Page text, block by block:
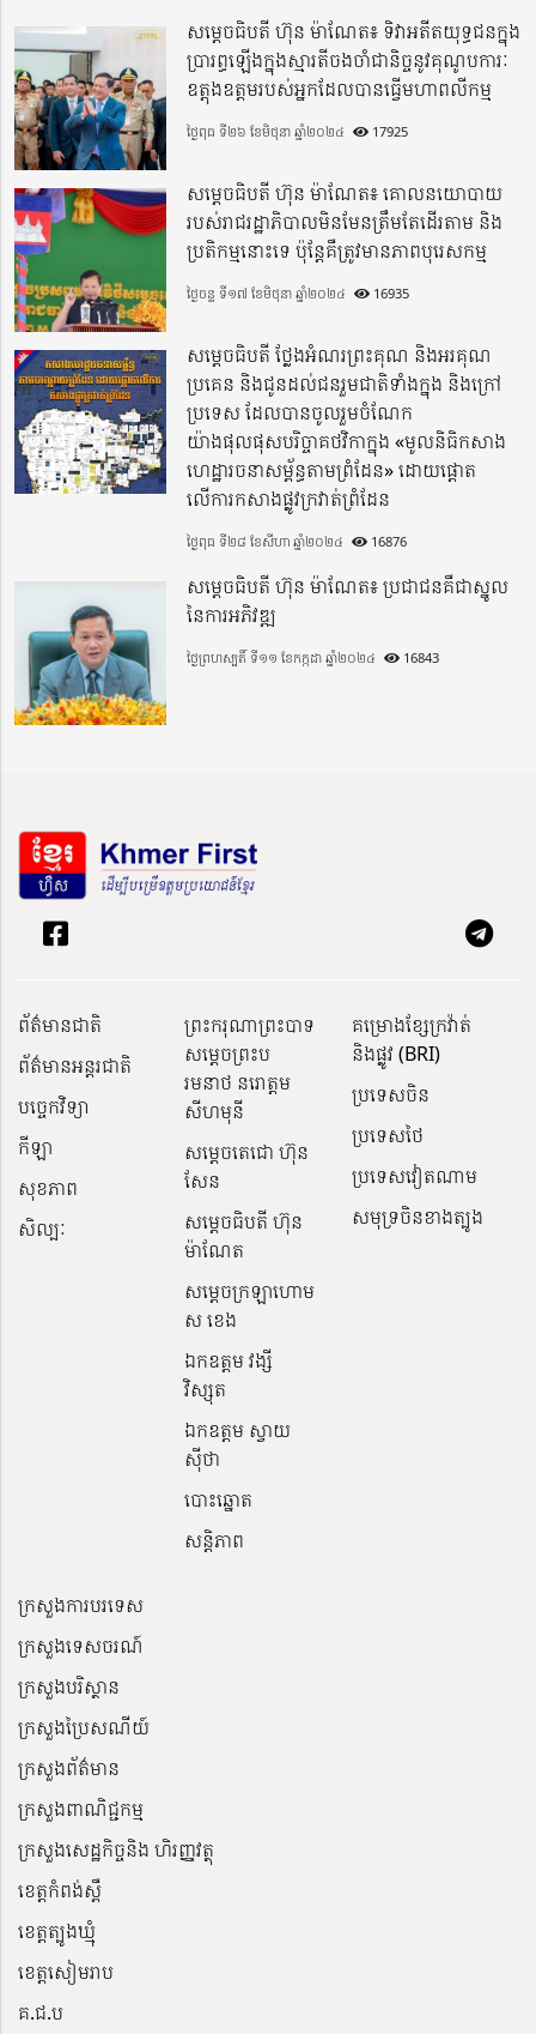
សម្តេចធិបតី ហ៊ុន ម៉ាណែត៖ ទិវាអតីតយុទ្ធជនក្នុង
ប្រារព្ធឡើងក្នុងស្មារតីចងចាំជានិច្ចនូវគុណូបការៈ
ឧត្តុងឧត្តមរបស់អ្នកដែលបានធ្វើមហាពលីកម្ម
ថ្ងៃពុធ ទី២៦ ខែមិថុនា ឆ្នាំ២០២៤ 17925
សម្តេចធិបតី ហ៊ុន ម៉ាណែត៖ គោលនយោបាយ
របស់រាជរដ្ឋាភិបាលមិនមែនត្រឹមតែដើរតាម និង
ប្រតិកម្មនោះទេ ប៉ុន្តែគឺត្រូវមានភាពបុរេសកម្ម
ថ្ងៃចន្ទ ទី១៧ ខែមិថុនា ឆ្នាំ២០២៤ 16935
សម្តេចធិបតី ថ្លែងអំណរព្រះគុណ និងអរគុណ
ប្រគេន និងជូនដល់ជនរួមជាតិទាំងក្នុង​ និងក្រៅ
ប្រទេស​ ដែលបានចូលរួមចំណែក
យ៉ាងផុលផុសបរិច្ចាគថវិកាក្នុង «មូលនិធិកសាង
ហេដ្ឋារចនាសម្ព័ន្ធតាមព្រំដែន» ដោយផ្ដោត
លើការកសាងផ្លូវក្រវាត់ព្រំដែន
ថ្ងៃពុធ ទី២៨ ខែសីហា ឆ្នាំ២០២៤ 16876
សម្តេចធិបតី ហ៊ុន ម៉ាណែត៖ ប្រជាជនគឺជាស្នូល
នៃការអភិវឌ្ឍ
ថ្ងៃព្រហស្បតិ៍ ទី១១ ខែកក្កដា ឆ្នាំ២០២៤ 16843
ព័ត៌មានជាតិ
ព័ត៌មានអន្តរជាតិ
បច្ចេកវិទ្យា
កីឡា
សុខភាព
សិល្បៈ
ព្រះករុណាព្រះបាទ
សម្តេចព្រះប
រមនាថ នរោត្តម
សីហមុនី
សម្តេចតេជោ ហ៊ុន
សែន
សម្ដេចធិបតី ហ៊ុន
ម៉ាណែត
សម្ដេចក្រឡាហោម
ស ខេង
ឯកឧត្តម វង្សី
វិស្សុត
ឯកឧត្តម ស្វាយ
ស៊ីថា
បោះឆ្នោត
សន្តិភាព
គម្រោងខ្សែក្រវ៉ាត់
និងផ្លូវ (BRI)
ប្រទេសចិន
ប្រទេសថៃ
ប្រទេសវៀតណាម
សមុទ្រចិនខាងត្បូង
ក្រសួងការបរទេស
ក្រសួងទេសចរណ៍
ក្រសួងបរិស្ថាន
ក្រសួងប្រៃសណីយ៍
ក្រសួងព័ត៌មាន
ក្រសួងពាណិជ្ជកម្ម
ក្រសួងសេដ្ឋកិច្ចនិង ហិរញ្ញវត្ថុ
ខេត្តកំពង់ស្ពឺ
ខេត្តត្បូងឃ្មុំ
ខេត្តសៀមរាប
គ.ជ.ប